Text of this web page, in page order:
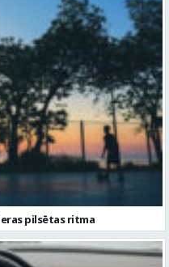
pilsētas ritma